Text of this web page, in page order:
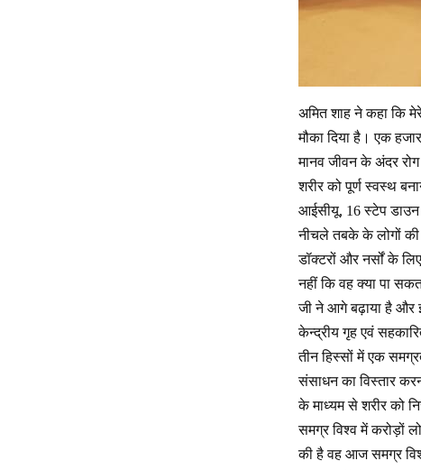
अमित शाह ने कहा कि
मौका दिया है। एक
मानव जीवन के अंदर
शरीर को पूर्ण स्वस्थ
आईसीयू, 16 स्टेप
नीचले तबके के लोगों
डॉक्टरों और नर्सों के
नहीं कि वह क्या पा
जी ने आगे बढ़ाया है और
केन्द्रीय गृह एवं
तीन हिस्सों में एक
संसाधन का विस्तार
के माध्यम से शरीर को
समग्र विश्व में करोड़ों
की है वह आज समग्र